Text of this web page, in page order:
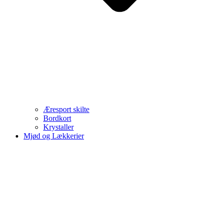
Æresport skilte
Bordkort
Krystaller
Mjød og Lækkerier